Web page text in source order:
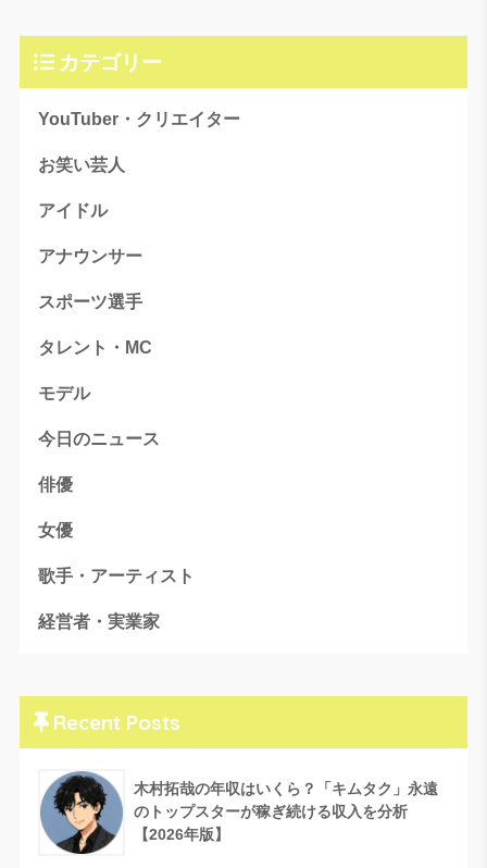
カテゴリー
YouTuber・クリエイター
お笑い芸人
アイドル
アナウンサー
スポーツ選手
タレント・MC
モデル
今日のニュース
俳優
女優
歌手・アーティスト
経営者・実業家
Recent Posts
木村拓哉の年収はいくら？「キムタク」永遠
のトップスターが稼ぎ続ける収入を分析
【2026年版】